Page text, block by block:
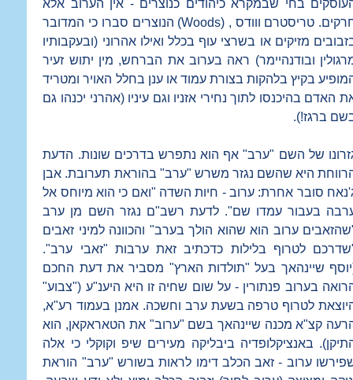
בחי שבמקרא כיהודים כנוצרים - אין הערוב אלא
טריסטרם ווודס , (Woods) הנוצרים סברו כי המדובר
מזיקים או בשרצי עוף בכלל ואילו אהרוני (ובעקבותיו
ובודנהיימר) ראה בערוב את הברחש, מין יתוש זעיר
בקיץ בלהקות בצורת עמוד או ענן בחלל האויר ומטריד
האדם בהיכנסו לתוך נחירי אזניו וגם עיניו (אהרני יכנהו גם
ברגז!).
של השם "ערב" אף הוא נתפרש בדרכים שונות. הדעת
היא שהשם נגזר משרש "ערב" בהוראת תערובת. אבן
סובר אחרת: ערוב - חיות השדה "ואם כי הוא מיוחס אל
בעבור עמדו שם". לדעת רשב"ם נגזר השם מן ערב
ערוב הוא שהוא הולך בערב" והכוונה למיני זאבים
לטרוף בלילות כדכתיב זאת ערבות "זאבי ערב".
שיינהאך בעל "תולדות הארץ" מסביר את דעת החכם
בערוב פנתורין - על שום שחיה זו היא היענ"ע ("צבוע"
לטרוף טרפה בשעת ערב וחשכה. אמנן בעמוד רע"א,
קצ"א מכנה שיינהאך בשם "ערוב" את הטאראקאן, הוא
באנציקלופדיה ביבליקה מעירים שיפ וקוקלי כי אלה
ערוב - זאב הכלב דימו לראות בשורש "ערב" הוראת